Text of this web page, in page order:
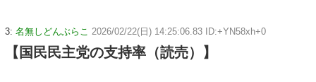
3: 名無しどんぶらこ 2026/02/22(日) 14:25:06.83 ID:+YN58xh+0
【国民民主党の支持率（読売）】